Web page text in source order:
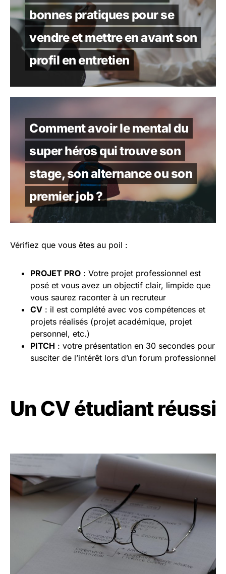
bonnes pratiques pour se
vendre et mettre en avant son
profil en entretien
Comment avoir le mental du
super héros qui trouve son
stage, son alternance ou son
premier job ?
Vérifiez que vous êtes au poil :
PROJET PRO : Votre projet professionnel est
posé et vous avez un objectif clair, limpide que
vous saurez raconter à un recruteur
CV : il est complété avec vos compétences et
projets réalisés (projet académique, projet
personnel, etc.)
PITCH : votre présentation en 30 secondes pour
susciter de l’intérêt lors d’un forum professionnel
Un CV étudiant réussi